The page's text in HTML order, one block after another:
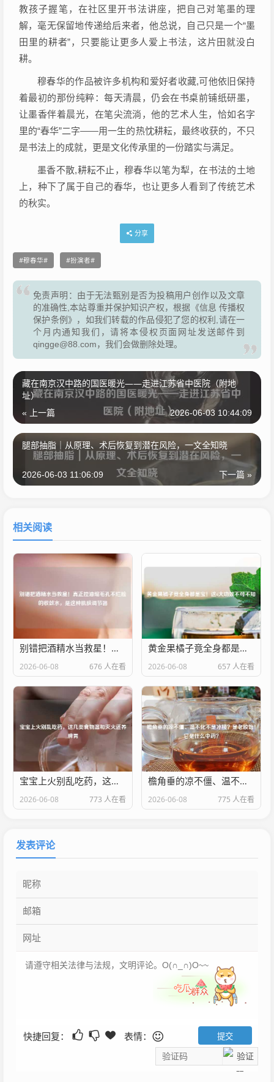
教孩子握笔，在社区里开书法讲座，把自己对笔墨的理
解，毫无保留地传递给后来者，他总说，自己只是一个“墨
田里的耕者”，只要能让更多人爱上书法，这片田就没白
耕。
穆春华的作品被许多机构和爱好者收藏,可他依旧保持
着最初的那份纯粹：每天清晨，仍会在书桌前铺纸研墨，
让墨香伴着晨光，在笔尖流淌，他的艺术人生，恰如名字
里的“春华”二字——用一生的热忱耕耘，最终收获的，不只
是书法上的成就，更是文化传承里的一份踏实与满足。
墨香不散,耕耘不止，穆春华以笔为犁，在书法的土地
上，种下了属于自己的春华，也让更多人看到了传统艺术
的秋实。
分享
穆春华 扮演者
免责声明：由于无法甄别是否为投稿用户创作以及文章
的准确性,本站尊重并保护知识产权，根据《信息 传播权
保护条例》，如我们转载的作品侵犯了您的权利,请在一
个月内通知我们，请将本侵权页面网址发送邮件到
qingge@88.com，我们会做删除处理。
藏在南京汉中路的国医暖光——走进江苏省中医院（附地
址）
« 上一篇 2026-06-03 10:44:09
腿部抽脂｜从原理、术后恢复到潜在风险，一文全知晓
下一篇 »
2026-06-03 11:06:09
相关阅读
别错把酒精水当救星！真正控油缩毛孔不烂脸的收敛水，是这种肌肤调节器
2026-06-08 676 人在看
黄金果橘子竟全身都是宝！这6大功效不可不知
2026-06-08 657 人在看
宝宝上火别乱吃药，这几类食物温和灭火还养脾胃
2026-06-08 773 人在看
檐角垂的凉不僵、温不化不是冰棱？是老胶饴！它是什么中药？
2026-06-08 775 人在看
发表评论
快捷回复： 表情：